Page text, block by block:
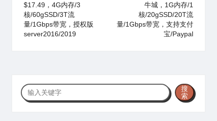
$17.49，4G内存/3
核/60gSSD/3T流
量/1Gbps带宽，授权版
server2016/2019
牛城，1G内存/1
核/20gSSD/20T流
量/1Gbps带宽，支持支付
宝/Paypal
搜
索
搜
索